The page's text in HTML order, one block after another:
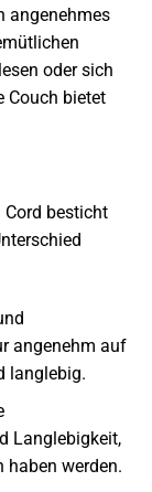
angenehmes
oder sich
Couch bietet
Cord besticht
angenehm auf
langlebig.
Langlebigkeit,
haben werden.